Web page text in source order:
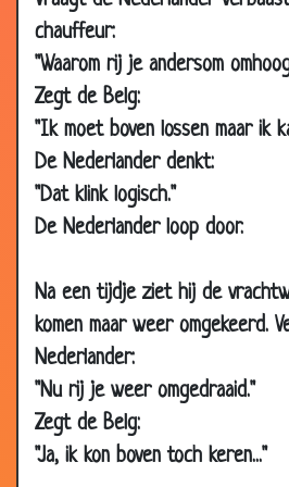
chauffeur:
"Waarom rij je andersom
Zegt de Belg:
"Ik moet boven lossen maar ik
De Nederlander denkt:
"Dat klink logisch."
De Nederlander loop door.
Na een tijdje ziet hij de
komen maar weer omgekeerd.
Nederlander:
"Nu rij je weer omgedraaid."
Zegt de Belg:
"Ja, ik kon boven toch keren..."
09 Feb
2014
13 Jan 2014 Boetes
08 Jan
2014
Groen boven!
04 Jan
2014
De rekening betalen
2013
24 May
2013
Hoe gaan jullie dat doen?
03 May
2013
Bij de grens
18 Jan
Fietsen op de snelweg